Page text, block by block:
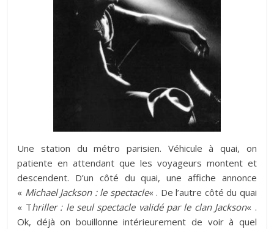
Une station du métro parisien. Véhicule à quai, on
patiente en attendant que les voyageurs montent et
descendent. D’un côté du quai, une affiche annonce
« Michael Jackson : le spectacle« . De l’autre côté du quai
« Thriller : le seul spectacle validé par le clan Jackson« .
Ok, déjà on bouillonne intérieurement de voir à quel